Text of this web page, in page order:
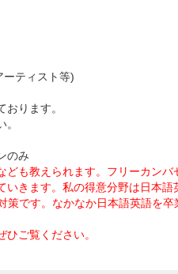
ーティスト等)
ります。
のみ
も教えられます。フリーカン
きます。私の得意分野は日本
策です。なかなか日本語英語を
ご覧ください。